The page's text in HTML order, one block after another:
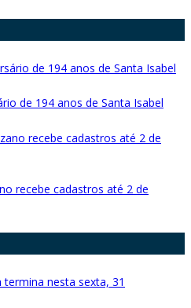
de 194 anos de Santa Isabel
recebe cadastros até 2 de